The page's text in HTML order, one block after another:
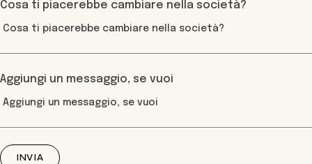
Cosa ti piacerebbe cambiare nella società?
Aggiungi un messaggio, se vuoi
INVIA